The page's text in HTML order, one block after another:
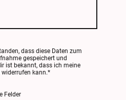
dass diese Daten zum
gespeichert und
ist bekannt, dass ich meine
kann.*
Felder